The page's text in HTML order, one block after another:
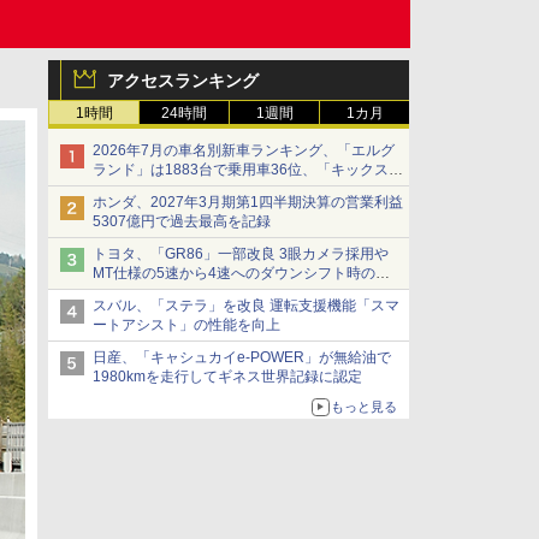
アクセスランキング
1時間 24時間 1週間 1カ月
2026年7月の車名別新車ランキング、「エルグ
ランド」は1883台で乗用車36位、「キックス」
は2591台で27位に
ホンダ、2027年3月期第1四半期決算の営業利益
5307億円で過去最高を記録
トヨタ、「GR86」一部改良 3眼カメラ採用や
MT仕様の5速から4速へのダウンシフト時の操
作性向上など
スバル、「ステラ」を改良 運転支援機能「スマ
ートアシスト」の性能を向上
日産、「キャシュカイe-POWER」が無給油で
1980kmを走行してギネス世界記録に認定
もっと見る